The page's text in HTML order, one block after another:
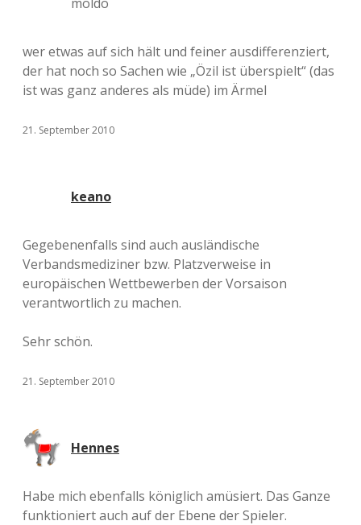
wer etwas auf sich hält und feiner ausdifferenziert,
der hat noch so Sachen wie „Özil ist überspielt“ (das
ist was ganz anderes als müde) im Ärmel
21. September 2010
keano
Gegebenenfalls sind auch ausländische
Verbandsmediziner bzw. Platzverweise in
europäischen Wettbewerben der Vorsaison
verantwortlich zu machen.
Sehr schön.
21. September 2010
Hennes
Habe mich ebenfalls königlich amüsiert. Das Ganze
funktioniert auch auf der Ebene der Spieler.